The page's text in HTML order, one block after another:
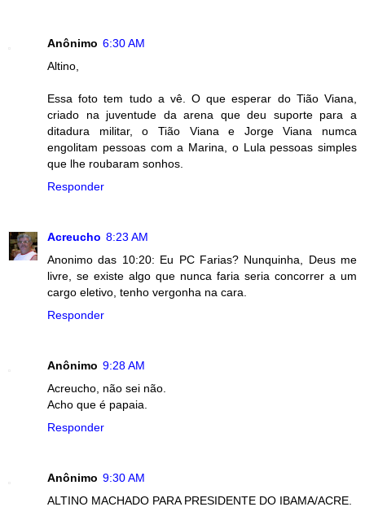
Anônimo 6:30 AM
Altino,
Essa foto tem tudo a vê. O que esperar do Tião Viana,
criado na juventude da arena que deu suporte para a
ditadura militar, o Tião Viana e Jorge Viana numca
engolitam pessoas com a Marina, o Lula pessoas simples
que lhe roubaram sonhos.
Responder
Acreucho 8:23 AM
Anonimo das 10:20: Eu PC Farias? Nunquinha, Deus me
livre, se existe algo que nunca faria seria concorrer a um
cargo eletivo, tenho vergonha na cara.
Responder
Anônimo 9:28 AM
Acreucho, não sei não.
Acho que é papaia.
Responder
Anônimo 9:30 AM
ALTINO MACHADO PARA PRESIDENTE DO IBAMA/ACRE.